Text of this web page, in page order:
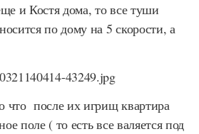
и Костя дома, то все туши
по дому на 5 скорости, а
что после их игрищ квартира
поле ( то есть все валяется под